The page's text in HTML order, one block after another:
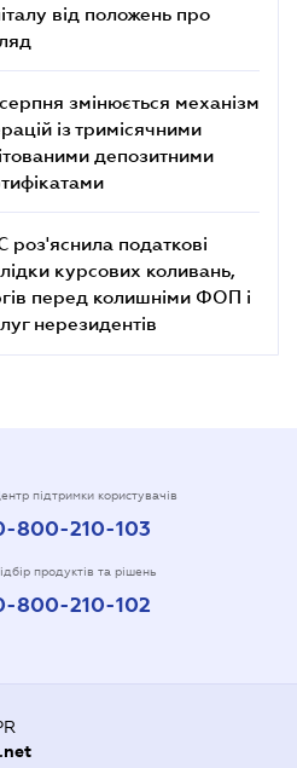
від положень про
змінюється механізм
із тримісячними
депозитними
роз'яснила податкові
курсових коливань,
перед колишніми ФОП і
нерезидентів
підтримки користувачів
800-210-103
продуктів та рішень
800-210-102